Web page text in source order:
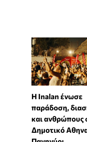
Η Inalan ένωσε
παράδοση,
και ανθρώπους
Δημοτικό